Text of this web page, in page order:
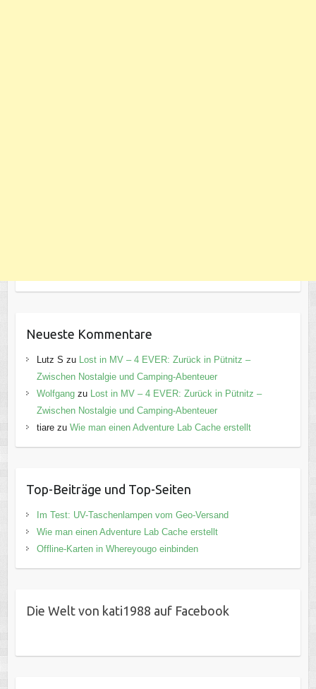
Neueste Kommentare
Lutz S zu Lost in MV – 4 EVER: Zurück in Pütnitz –
Zwischen Nostalgie und Camping-Abenteuer
Wolfgangzu Lost in MV – 4 EVER: Zurück in Pütnitz –
Zwischen Nostalgie und Camping-Abenteuer
tiarezu Wie man einen Adventure Lab Cache erstellt
Top-Beiträge und Top-Seiten
Im Test: UV-Taschenlampen vom Geo-Versand
Wie man einen Adventure Lab Cache erstellt
Offline-Karten in Whereyougo einbinden
Die Welt von kati1988 auf Facebook